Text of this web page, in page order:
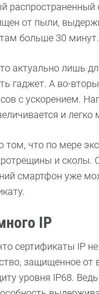
распространенный
от пыли,
больше 30 минут.
актуально лишь
гаджет. А во-
с ускорением.
и
том, что по мере
и сколы.
смартфон уже
IP
сертификаты IP
защищенное от
уровня IP68.